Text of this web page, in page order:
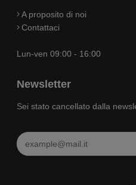
A proposito di noi
Contattaci
Lun-ven 09:00 - 16:00
Newsletter
Sei stato cancellato dalla